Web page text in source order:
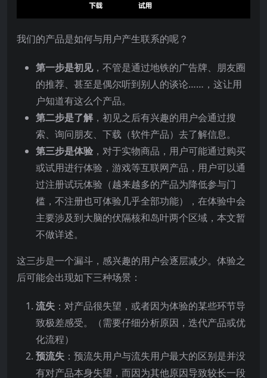
我们的产品是如何与用户产生联系的呢？
第一步是初见，不管是通过地铁的广告牌、朋友圈
的推荐、甚至是偶尔听到别人的谈论……，这让用
户知道有这么个产品。
第二步是了解 ，初见之后有兴趣的用户会通过搜
索、询问朋友、下载（软件产品）去了解信息。
第三步是体验 ，对于实物商品，用户可能通过购买
或试用进行体验，游戏等互联网产品，用户可以通
过注册试玩体验（越来越多的产品为降低参与门
槛，不注册也可体验几乎全部功能），在体验中会
主要涉及到大脑的伏隔核和岛叶两个区域，本文暂
不做详述。
这三步是一个漏斗，感兴趣的用户会逐层减少。体验之
后可能会出现如下三种场景：
流失 ：对产品很失望，或者因为体验的某些环节导
致极差感受。（需要仔细分析原因，迭代产品或优
化流程）
预流失 ：预流失用户与流失用户最大的区别是并没
有对产品本身失望，而因为其他原因导致较长一段